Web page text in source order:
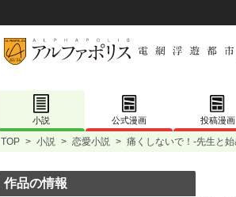
小説 公式漫画 投稿漫画
TOP > 小説 > 恋愛小説 > 痛くしないで！‐先生と
作品の情報